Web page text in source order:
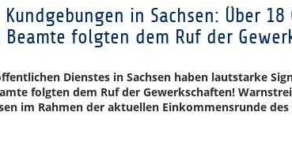
in Sachsen: Über 18
folgten dem Ruf der
Dienstes in Sachsen haben lautstarke
folgten dem Ruf der Gewerkschaften!
im Rahmen der aktuellen Einkommensrunde